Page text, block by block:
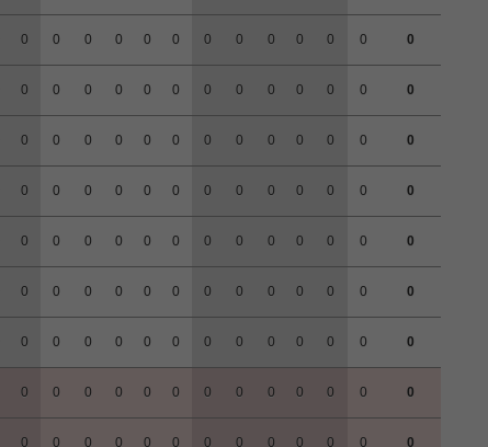
0 0 0 0 0 0 0 0 0 0 0 0 0
0 0 0 0 0 0 0 0 0 0 0 0 0
0 0 0 0 0 0 0 0 0 0 0 0 0
0 0 0 0 0 0 0 0 0 0 0 0 0
0 0 0 0 0 0 0 0 0 0 0 0 0
0 0 0 0 0 0 0 0 0 0 0 0 0
0 0 0 0 0 0 0 0 0 0 0 0 0
0 0 0 0 0 0 0 0 0 0 0 0 0
0 0 0 0 0 0 0 0 0 0 0 0 0